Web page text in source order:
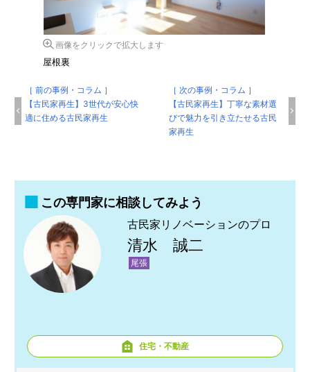
画像をクリックで拡大します
屋根裏
［ 前の事例・コラム ］
【古民家再生】3世代が安心快
適に住める古民家再生
［ 次の事例・コラム ］
【古民家再生】丁寧な素材選
びで魅力を引き立たせる古民
家再生
この専門家に相談してみよう
古民家リノベーションのプロ
清水 誠二
尾張
住宅・不動産